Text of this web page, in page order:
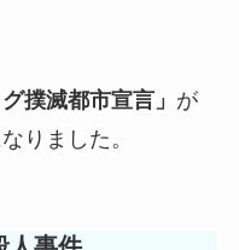
撲滅都市宣言」 が
りました。